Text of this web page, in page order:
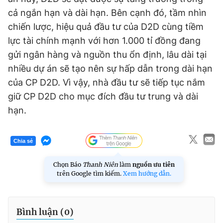
cả ngắn hạn và dài hạn. Bên cạnh đó, tầm nhìn
chiến lược, hiệu quả đầu tư của D2D cùng tiềm
lực tài chính mạnh với hơn 1.000 tỉ đồng đang
gửi ngân hàng và nguồn thu ổn định, lâu dài tại
nhiều dự án sẽ tạo nên sự hấp dẫn trong dài hạn
của CP D2D. Vì vậy, nhà đầu tư sẽ tiếp tục nắm
giữ CP D2D cho mục đích đầu tư trung và dài
hạn.
Chia sẻ
Chọn Báo Thanh Niên làm nguồn ưu tiên
trên Google tìm kiếm. Xem hướng dẫn.
Bình luận (0)